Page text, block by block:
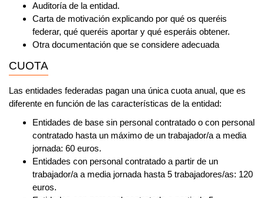
Auditoría de la entidad.
Carta de motivación explicando por qué os queréis
federar, qué queréis aportar y qué esperáis obtener.
Otra documentación que se considere adecuada
CUOTA
Las entidades federadas pagan una única cuota anual, que es
diferente en función de las características de la entidad:
Entidades de base sin personal contratado o con personal
contratado hasta un máximo de un trabajador/a a media
jornada: 60 euros.
Entidades con personal contratado a partir de un
trabajador/a a media jornada hasta 5 trabajadores/as: 120
euros.